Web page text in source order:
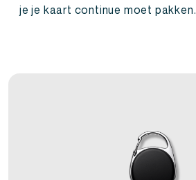
je je kaart continue moet pakken.